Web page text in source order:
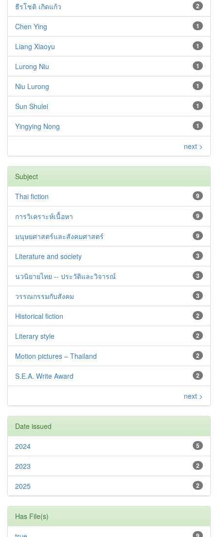
2
ธีรโชติ เกิดแก้ว
1
Chen Ying
1
Liang Xiaoyu
1
Lurong Niu
1
Niu Lurong
1
Sun Shulei
1
Yingying Nong
next >
Subject
9
Thai fiction
9
การวิเคราะห์เนื้อหา
9
มนุษยศาสตร์และสังคมศาสตร์
3
Literature and society
3
นวนิยายไทย -- ประวัติและวิจารณ์
3
วรรณกรรมกับสังคม
2
Historical fiction
2
Literary style
2
Motion pictures – Thailand
2
S.E.A. Write Award
next >
Date issued
5
2024
2
2023
2
2025
Has File(s)